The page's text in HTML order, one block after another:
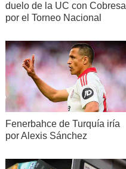
duelo de la UC con Cobresal
por el Torneo Nacional
Fenerbahce de Turquía iría
por Alexis Sánchez